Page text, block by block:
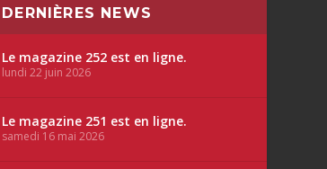
DERNIÈRES NEWS
Le magazine 252 est en ligne.
lundi 22 juin 2026
Le magazine 251 est en ligne.
samedi 16 mai 2026